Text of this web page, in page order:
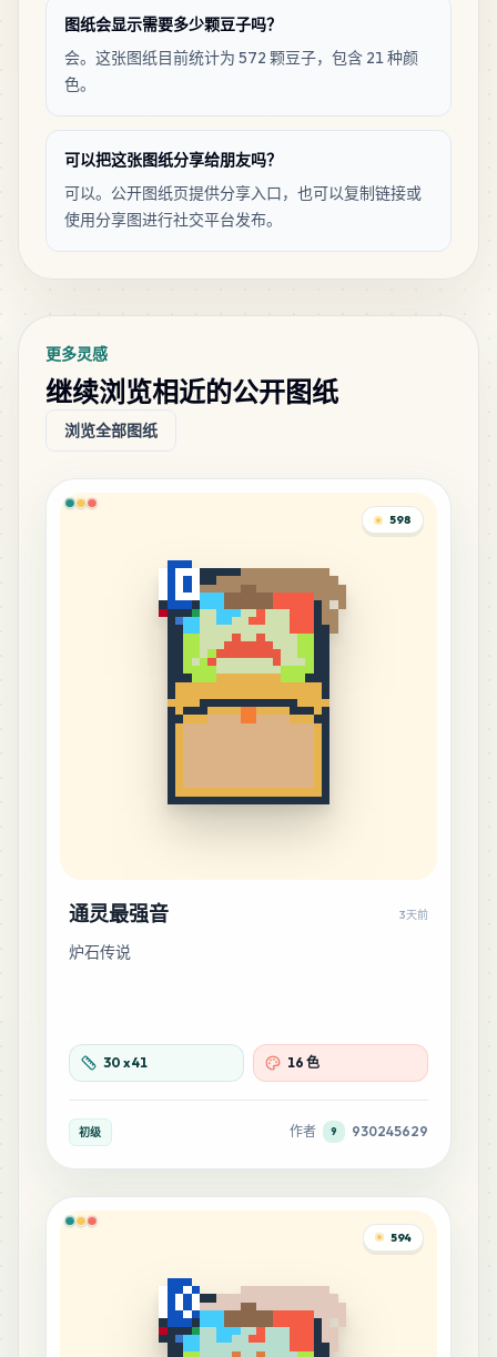
MARD•MARD_C15
11
MARD•MARD_C13
C26
MARD•MARD_C26
8
M15
MARD•MARD_M15
图纸会显示需要多少颗豆子吗？
会。这张图纸目前统计为 572 颗豆子，包含 21 种颜
色。
可以把这张图纸分享给朋友吗？
可以。公开图纸页提供分享入口，也可以复制链接或
使用分享图进行社交平台发布。
更多灵感
继续浏览相近的公开图纸
浏览全部图纸
598
通灵最强音 3天前
炉石传说
30 x41 16 色
初级 作者 9 930245629
594